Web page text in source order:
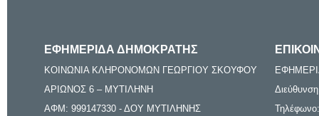
ΕΦΗΜΕΡΙΔΑ ΔΗΜΟΚΡΑΤΗΣ
ΚΟΙΝΩΝΙΑ ΚΛΗΡΟΝΟΜΩΝ ΓΕΩΡΓΙΟΥ ΣΚΟΥΦΟΥ
ΑΡΙΩΝΟΣ 6 – ΜΥΤΙΛΗΝΗ
ΑΦΜ: 999147330 - ΔΟΥ ΜΥΤΙΛΗΝΗΣ